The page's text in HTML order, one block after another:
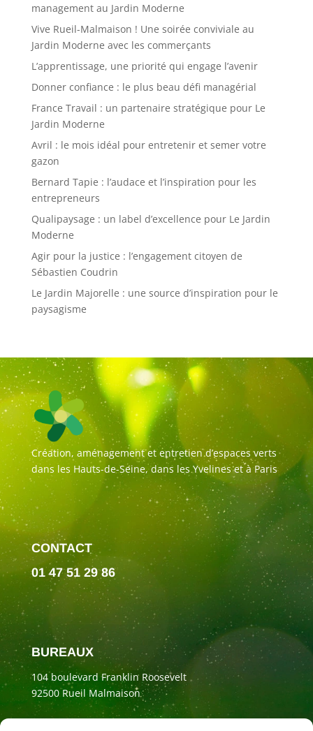
management au Jardin Moderne
Vive Rueil-Malmaison ! Une soirée conviviale au
Jardin Moderne avec les commerçants
L’apprentissage, une priorité qui engage l’avenir
Donner confiance : le plus beau défi managérial
France Travail : un partenaire stratégique pour Le
Jardin Moderne
Avril : le mois idéal pour entretenir et semer votre
gazon
Bernard Tapie : l’audace et l’inspiration pour les
entrepreneurs
Qualipaysage : un label d’excellence pour Le Jardin
Moderne
Agir pour la justice : l’engagement citoyen de
Sébastien Coudrin
Le Jardin Majorelle : une source d’inspiration pour le
paysagisme
Création, aménagement et entretien d’espaces verts
dans les Hauts-de-Seine, dans les Yvelines et à Paris
CONTACT
01 47 51 29 86
BUREAUX
104 boulevard Franklin Roosevelt
92500 Rueil Malmaison